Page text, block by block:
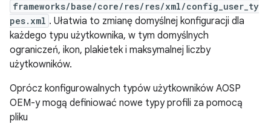
frameworks/base/core/res/res/xml/config_user_ty
pes.xml . Ułatwia to zmianę domyślnej konfiguracji dla
każdego typu użytkownika, w tym domyślnych
ograniczeń, ikon, plakietek i maksymalnej liczby
użytkowników.
Oprócz konfigurowalnych typów użytkowników AOSP
OEM-y mogą definiować nowe typy profili za pomocą
pliku